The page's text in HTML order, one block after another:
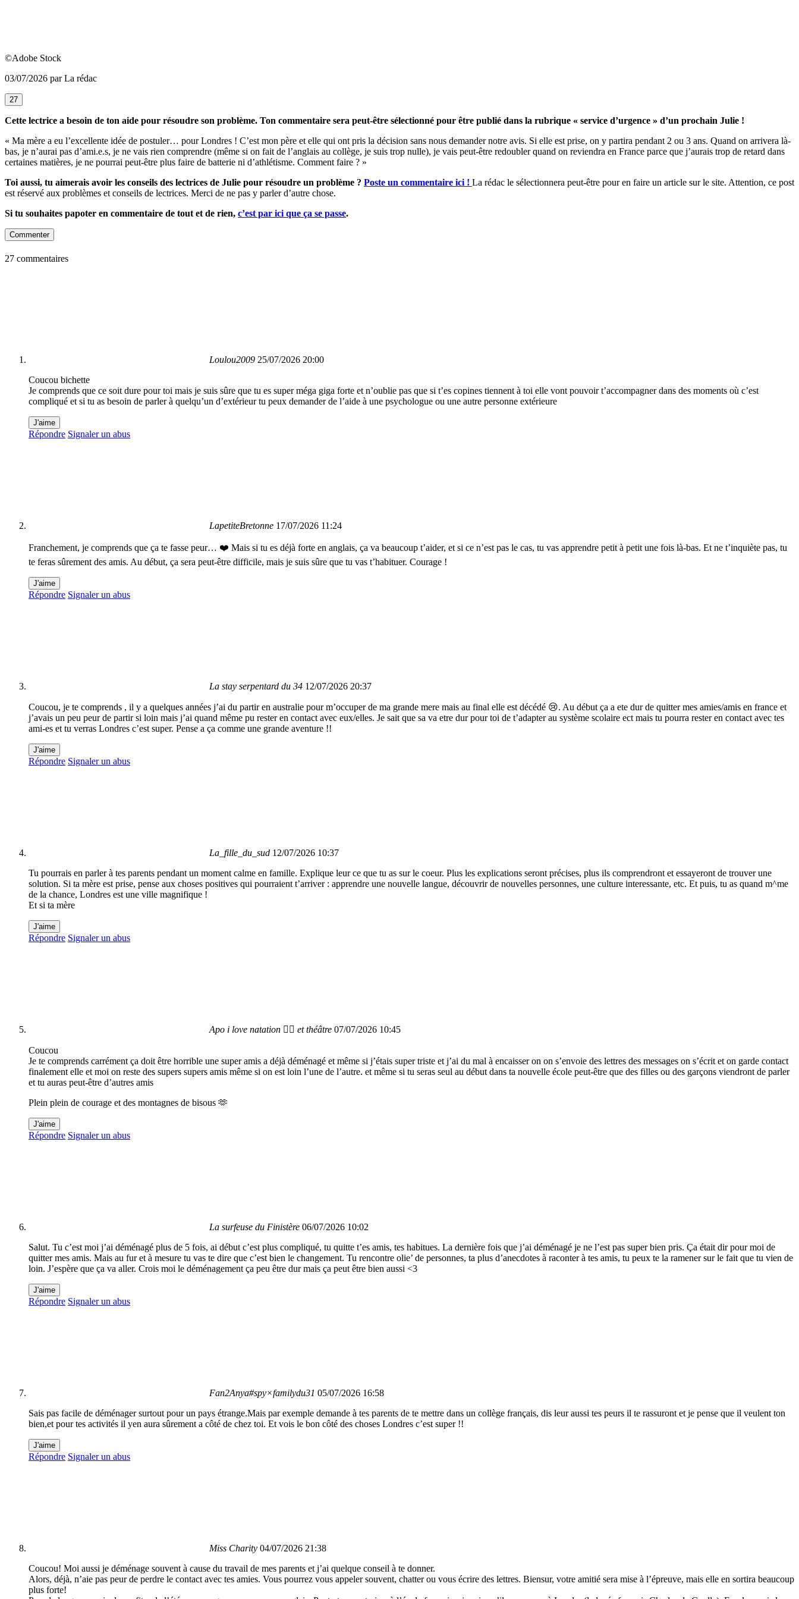
©Adobe Stock
03/07/2026 par La rédac
27
Cette lectrice a besoin de ton aide pour résoudre son problème. Ton commentaire sera peut-être sélectionné pour être publié dans la rubrique « service d’urgence » d’un prochain Julie !
« Ma mère a eu l’excellente idée de postuler… pour Londres ! C’est mon père et elle qui ont pris la décision sans nous demander notre avis. Si elle est prise, on y partira pendant 2 ou 3 ans. Quand on arrivera là-
bas, je n’aurai pas d’ami.e.s, je ne vais rien comprendre (même si on fait de l’anglais au collège, je suis trop nulle), je vais peut-être redoubler quand on reviendra en France parce que j’aurais trop de retard dans
certaines matières, je ne pourrai peut-être plus faire de batterie ni d’athlétisme. Comment faire ? »
Toi aussi, tu aimerais avoir les conseils des lectrices de Julie pour résoudre un problème ? Poste un commentaire ici ! La rédac le sélectionnera peut-être pour en faire un article sur le site. Attention, ce post
est réservé aux problèmes et conseils de lectrices. Merci de ne pas y parler d’autre chose.
Si tu souhaites papoter en commentaire de tout et de rien, c’est par ici que ça se passe.
Commenter
27 commentaires
Loulou2009 25/07/2026 20:00
Coucou bichette
Je comprends que ce soit dure pour toi mais je suis sûre que tu es super méga giga forte et n’oublie pas que si t’es copines tiennent à toi elle vont pouvoir t’accompagner dans des moments où c’est
compliqué et si tu as besoin de parler à quelqu’un d’extérieur tu peux demander de l’aide à une psychologue ou une autre personne extérieure
J'aime
Répondre Signaler un abus
LapetiteBretonne 17/07/2026 11:24
Franchement, je comprends que ça te fasse peur… ❤️ Mais si tu es déjà forte en anglais, ça va beaucoup t’aider, et si ce n’est pas le cas, tu vas apprendre petit à petit une fois là-bas. Et ne t’inquiète pas, tu
te feras sûrement des amis. Au début, ça sera peut-être difficile, mais je suis sûre que tu vas t’habituer. Courage !
J'aime
Répondre Signaler un abus
La stay serpentard du 34 12/07/2026 20:37
Coucou, je te comprends , il y a quelques années j’ai du partir en australie pour m’occuper de ma grande mere mais au final elle est décédé 😢. Au début ça a ete dur de quitter mes amies/amis en france et
j’avais un peu peur de partir si loin mais j’ai quand même pu rester en contact avec eux/elles. Je sait que sa va etre dur pour toi de t’adapter au système scolaire ect mais tu pourra rester en contact avec tes
ami-es et tu verras Londres c’est super. Pense a ça comme une grande aventure !!
J'aime
Répondre Signaler un abus
La_fille_du_sud 12/07/2026 10:37
Tu pourrais en parler à tes parents pendant un moment calme en famille. Explique leur ce que tu as sur le coeur. Plus les explications seront précises, plus ils comprendront et essayeront de trouver une
solution. Si ta mère est prise, pense aux choses positives qui pourraient t’arriver : apprendre une nouvelle langue, découvrir de nouvelles personnes, une culture interessante, etc. Et puis, tu as quand m^me
de la chance, Londres est une ville magnifique !
Et si ta mère
J'aime
Répondre Signaler un abus
Apo i love natation 🏊‍♀️ et théâtre 07/07/2026 10:45
Coucou
Je te comprends carrément ça doit être horrible une super amis a déjà déménagé et même si j’étais super triste et j’ai du mal à encaisser on on s’envoie des lettres des messages on s’écrit et on garde contact
finalement elle et moi on reste des supers supers amis même si on est loin l’une de l’autre. et même si tu seras seul au début dans ta nouvelle école peut-être que des filles ou des garçons viendront de parler
et tu auras peut-être d’autres amis
Plein plein de courage et des montagnes de bisous 🫶
J'aime
Répondre Signaler un abus
La surfeuse du Finistère 06/07/2026 10:02
Salut. Tu c’est moi j’ai déménagé plus de 5 fois, ai début c’est plus compliqué, tu quitte t’es amis, tes habitues. La dernière fois que j’ai déménagé je ne l’est pas super bien pris. Ça était dir pour moi de
quitter mes amis. Mais au fur et à mesure tu vas te dire que c’est bien le changement. Tu rencontre olie’ de personnes, ta plus d’anecdotes à raconter à tes amis, tu peux te la ramener sur le fait que tu vien de
loin. J’espère que ça va aller. Crois moi le déménagement ça peu être dur mais ça peut être bien aussi <3
J'aime
Répondre Signaler un abus
Fan2Anya#spy×familydu31 05/07/2026 16:58
Sais pas facile de déménager surtout pour un pays étrange.Mais par exemple demande à tes parents de te mettre dans un collège français, dis leur aussi tes peurs il te rassuront et je pense que il veulent ton
bien,et pour tes activités il yen aura sûrement a côté de chez toi. Et vois le bon côté des choses Londres c’est super !!
J'aime
Répondre Signaler un abus
Miss Charity 04/07/2026 21:38
Coucou! Moi aussi je déménage souvent à cause du travail de mes parents et j’ai quelque conseil à te donner.
Alors, déjà, n’aie pas peur de perdre le contact avec tes amies. Vous pourrez vous appeler souvent, chatter ou vous écrire des lettres. Biensur, votre amitié sera mise à l’épreuve, mais elle en sortira beaucoup
plus forte!